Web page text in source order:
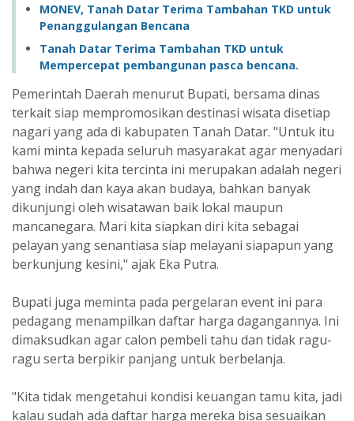
MONEV, Tanah Datar Terima Tambahan TKD untuk
Penanggulangan Bencana
Tanah Datar Terima Tambahan TKD untuk
Mempercepat pembangunan pasca bencana.
Pemerintah Daerah menurut Bupati, bersama dinas
terkait siap mempromosikan destinasi wisata disetiap
nagari yang ada di kabupaten Tanah Datar. "Untuk itu
kami minta kepada seluruh masyarakat agar menyadari
bahwa negeri kita tercinta ini merupakan adalah negeri
yang indah dan kaya akan budaya, bahkan banyak
dikunjungi oleh wisatawan baik lokal maupun
mancanegara. Mari kita siapkan diri kita sebagai
pelayan yang senantiasa siap melayani siapapun yang
berkunjung kesini," ajak Eka Putra.
Bupati juga meminta pada pergelaran event ini para
pedagang menampilkan daftar harga dagangannya. Ini
dimaksudkan agar calon pembeli tahu dan tidak ragu-
ragu serta berpikir panjang untuk berbelanja.
"Kita tidak mengetahui kondisi keuangan tamu kita, jadi
kalau sudah ada daftar harga mereka bisa sesuaikan